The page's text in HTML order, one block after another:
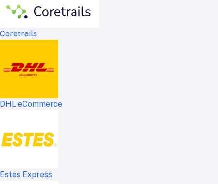
Coretrails
DHL eCommerce
Estes Express